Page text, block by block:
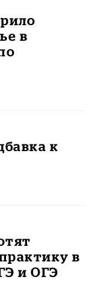
в
к
в
и ОГЭ